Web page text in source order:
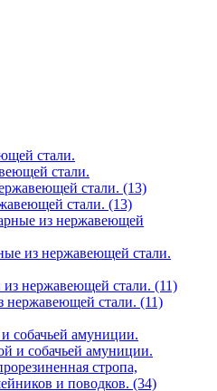
стали.
стали. (13)
из нержавеющей стали.
нержавеющей стали. (11)
собачьей амуниции.